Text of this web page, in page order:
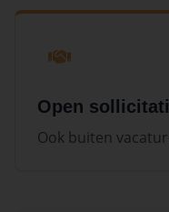
Open
Ook buiten